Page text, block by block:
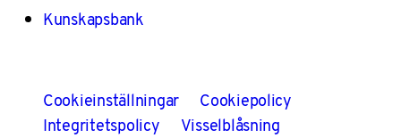
Kunskapsbank
Cookieinställningar
Cookiepolicy
Integritetspolicy
Visselblåsning